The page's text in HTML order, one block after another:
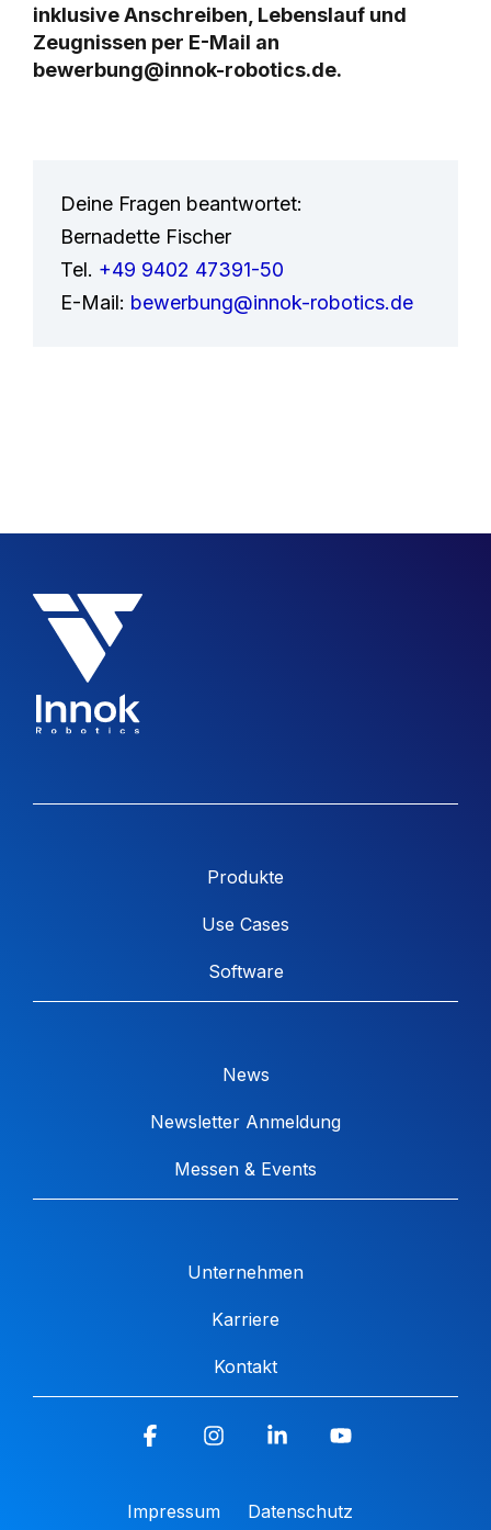
inklusive Anschreiben, Lebenslauf und
Zeugnissen per E-Mail an
bewerbung@innok-robotics.de.
Deine Fragen beantwortet:
Bernadette Fischer
Tel. +49 9402 47391-50
E-Mail: bewerbung@innok-robotics.de
Produkte
Use Cases
Software
News
Newsletter Anmeldung
Messen & Events
Unternehmen
Karriere
Kontakt
Impressum Datenschutz
FacebookInstagramLinkedin